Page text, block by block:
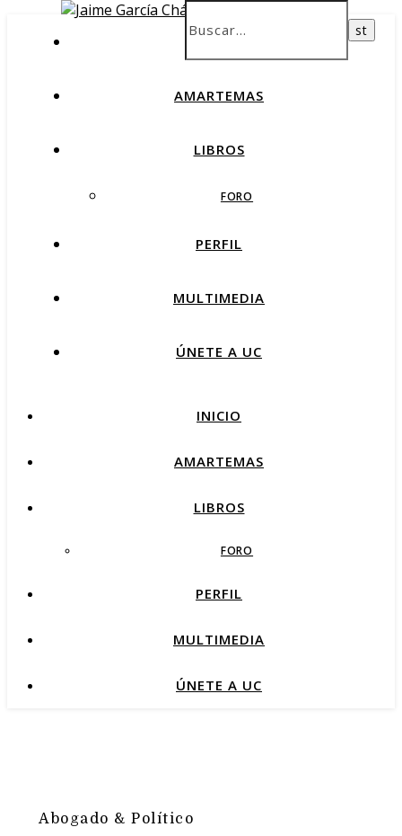
AMARTEMAS
LIBROS
FORO
PERFIL
MULTIMEDIA
ÚNETE A UC
INICIO
AMARTEMAS
LIBROS
FORO
PERFIL
MULTIMEDIA
ÚNETE A UC
Abogado & Político